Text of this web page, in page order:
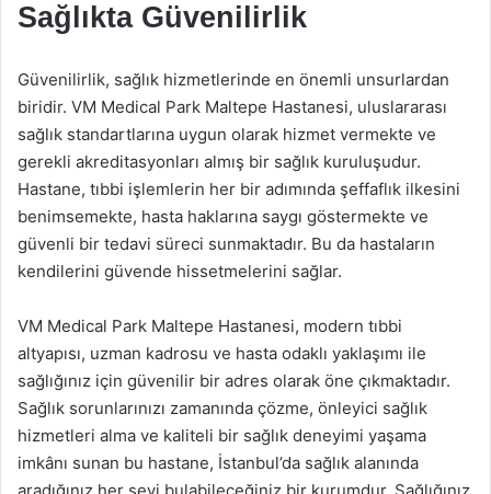
Sağlıkta Güvenilirlik
Güvenilirlik, sağlık hizmetlerinde en önemli unsurlardan
biridir. VM Medical Park Maltepe Hastanesi, uluslararası
sağlık standartlarına uygun olarak hizmet vermekte ve
gerekli akreditasyonları almış bir sağlık kuruluşudur.
Hastane, tıbbi işlemlerin her bir adımında şeffaflık ilkesini
benimsemekte, hasta haklarına saygı göstermekte ve
güvenli bir tedavi süreci sunmaktadır. Bu da hastaların
kendilerini güvende hissetmelerini sağlar.
VM Medical Park Maltepe Hastanesi, modern tıbbi
altyapısı, uzman kadrosu ve hasta odaklı yaklaşımı ile
sağlığınız için güvenilir bir adres olarak öne çıkmaktadır.
Sağlık sorunlarınızı zamanında çözme, önleyici sağlık
hizmetleri alma ve kaliteli bir sağlık deneyimi yaşama
imkânı sunan bu hastane, İstanbul’da sağlık alanında